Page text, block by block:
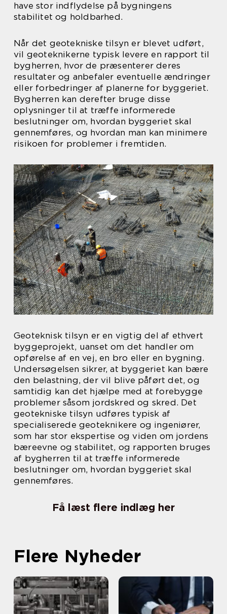
have stor indflydelse på bygningens
stabilitet og holdbarhed.
Når det geotekniske tilsyn er blevet udført,
vil geoteknikerne typisk levere en rapport til
bygherren, hvor de præsenterer deres
resultater og anbefaler eventuelle ændringer
eller forbedringer af planerne for byggeriet.
Bygherren kan derefter bruge disse
oplysninger til at træffe informerede
beslutninger om, hvordan byggeriet skal
gennemføres, og hvordan man kan minimere
risikoen for problemer i fremtiden.
Geoteknisk tilsyn er en vigtig del af ethvert
byggeprojekt, uanset om det handler om
opførelse af en vej, en bro eller en bygning.
Undersøgelsen sikrer, at byggeriet kan bære
den belastning, der vil blive påført det, og
samtidig kan det hjælpe med at forebygge
problemer såsom jordskred og skred. Det
geotekniske tilsyn udføres typisk af
specialiserede geoteknikere og ingeniører,
som har stor ekspertise og viden om jordens
bæreevne og stabilitet, og rapporten bruges
af bygherren til at træffe informerede
beslutninger om, hvordan byggeriet skal
gennemføres.
Få læst flere indlæg her
Flere Nyheder